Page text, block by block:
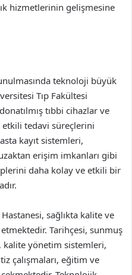
hizmetlerinin gelişmesine
teknoloji büyük
Tıp Fakültesi
tıbbi cihazlar ve
tedavi süreçlerini
kayıt sistemleri,
erişim imkanları gibi
daha kolay ve etkili bir
sağlıkta kalite ve
Tarihçesi, sunmuş
kalite yönetim sistemleri,
çalışmaları, eğitim ve